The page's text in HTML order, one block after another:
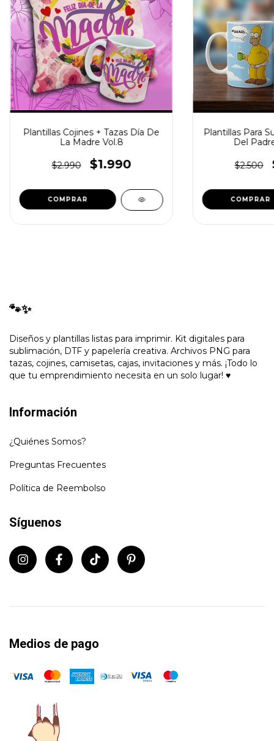
Plantillas Cojines + Tazas Día De
La Madre Vol.8
$2.990 $1.990
Plantillas Para
Del
$2.500
🐾✨
Diseños y plantillas listas para imprimir. Kit digitales para
sublimación, DTF y papelería creativa. Archivos PNG para
tazas, cojines, camisetas, cajas, invitaciones y más. ¡Todo lo
que tu emprendimiento necesita en un solo lugar! ♥
Información
¿Quiénes Somos?
Preguntas Frecuentes
Política de Reembolso
Síguenos
Medios de pago